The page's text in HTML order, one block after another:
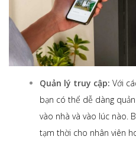
Quản lý truy cập: Với
bạn có thể dễ dàng
vào nhà và vào lúc nào.
tạm thời cho nhân viên